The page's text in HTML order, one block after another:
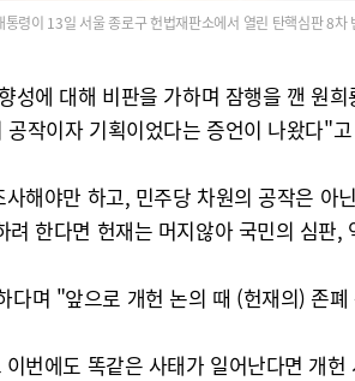
통령이 13일 서울 종로구 헌법재판소에서 열린 탄핵심판 8
성에 대해 비판을 가하며 잠행을 깬 원
작이자 기획이었다는 증언이 나왔다"
해야만 하고, 민주당 차원의 공작은
한다면 헌재는 머지않아 국민의 심판
며 "앞으로 개헌 논의 때 (헌재의) 존
번에도 똑같은 사태가 일어난다면 개